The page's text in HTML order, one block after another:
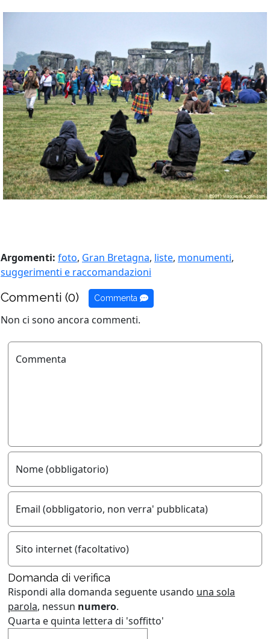
Argomenti: foto, Gran Bretagna, liste, monumenti,
suggerimenti e raccomandazioni
Commenti (0) Commenta
Non ci sono ancora commenti.
Commenta
Nome (obbligatorio)
Email (obbligatorio, non verra' pubblicata)
Sito internet (facoltativo)
Domanda di verifica
Rispondi alla domanda seguente usando una sola
parola, nessun numero.
Quarta e quinta lettera di 'soffitto'